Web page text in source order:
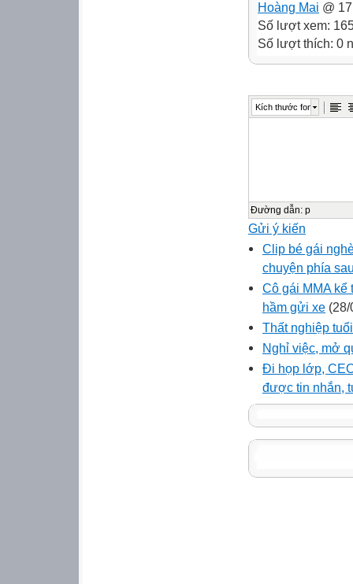
Hoàng Mai @
Số lượt xem:
Số lượt thích: 0
Kích thước font
Đường dẫn: p
Gửi ý kiến
Clip bé gái
chuyện phía
Cô gái MMA kể
hầm gửi xe
Thất nghiệp
Nghỉ việc, mở
Đi họp lớp,
được tin nhắn,